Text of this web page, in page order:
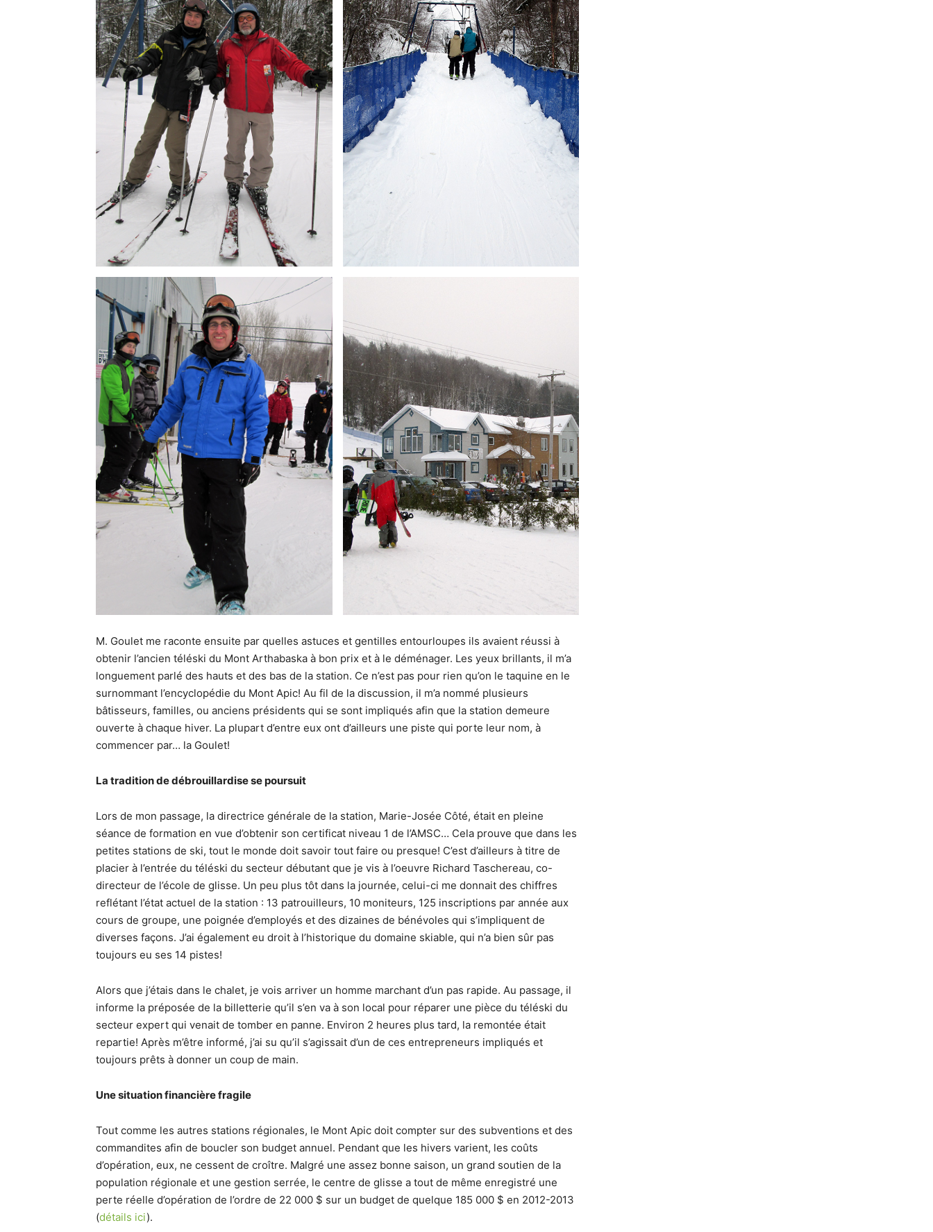
M. Goulet me raconte ensuite par quelles astuces et gentilles entourloupes ils avaient réussi à
obtenir l’ancien téléski du Mont Arthabaska à bon prix et à le déménager. Les yeux brillants, il m’a
longuement parlé des hauts et des bas de la station. Ce n’est pas pour rien qu’on le taquine en le
surnommant l’encyclopédie du Mont Apic! Au fil de la discussion, il m’a nommé plusieurs
bâtisseurs, familles, ou anciens présidents qui se sont impliqués afin que la station demeure
ouverte à chaque hiver. La plupart d’entre eux ont d’ailleurs une piste qui porte leur nom, à
commencer par… la Goulet!
La tradition de débrouillardise se poursuit
Lors de mon passage, la directrice générale de la station, Marie-Josée Côté, était en pleine
séance de formation en vue d’obtenir son certificat niveau 1 de l’AMSC… Cela prouve que dans les
petites stations de ski, tout le monde doit savoir tout faire ou presque! C’est d’ailleurs à titre de
placier à l’entrée du téléski du secteur débutant que je vis à l’oeuvre Richard Taschereau, co-
directeur de l’école de glisse. Un peu plus tôt dans la journée, celui-ci me donnait des chiffres
reflétant l’état actuel de la station : 13 patrouilleurs, 10 moniteurs, 125 inscriptions par année aux
cours de groupe, une poignée d’employés et des dizaines de bénévoles qui s’impliquent de
diverses façons. J’ai également eu droit à l’historique du domaine skiable, qui n’a bien sûr pas
toujours eu ses 14 pistes!
Alors que j’étais dans le chalet, je vois arriver un homme marchant d’un pas rapide. Au passage, il
informe la préposée de la billetterie qu’il s’en va à son local pour réparer une pièce du téléski du
secteur expert qui venait de tomber en panne. Environ 2 heures plus tard, la remontée était
repartie! Après m’être informé, j’ai su qu’il s’agissait d’un de ces entrepreneurs impliqués et
toujours prêts à donner un coup de main.
Une situation financière fragile
Tout comme les autres stations régionales, le Mont Apic doit compter sur des subventions et des
commandites afin de boucler son budget annuel. Pendant que les hivers varient, les coûts
d’opération, eux, ne cessent de croître. Malgré une assez bonne saison, un grand soutien de la
population régionale et une gestion serrée, le centre de glisse a tout de même enregistré une
perte réelle d’opération de l’ordre de 22 000 $ sur un budget de quelque 185 000 $ en 2012-2013
(détails ici).